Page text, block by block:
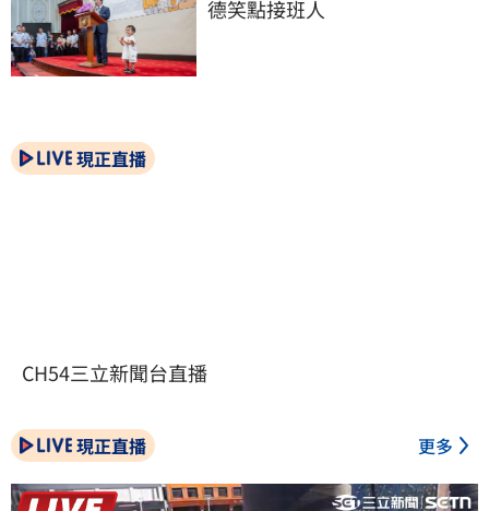
德笑點接班人
現正直播
CH54三立新聞台直播
現正直播 更多